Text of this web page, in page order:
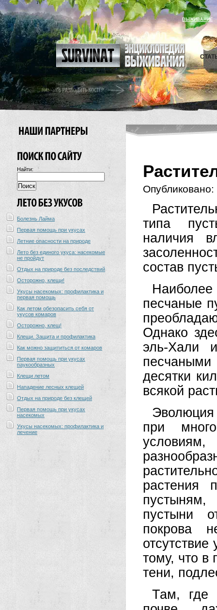
ВЫЖИВАНИЕ
Найти:
Болезнь Лайма
Первая помощь при укусах
Летние опасности на природе
Лето без единого укуса: насекомые
не пройдут
Отдых на природе без последствий
Осторожно, клещи!
Укусы насекомых: профилактика и
первая помощь
Как летом обезопасить себя от
укусов комаров
Осторожно, клещ!
Клещи. Защита и профилактика
Как можно защититься от комаров
Первая помощь при укусах
паукообразных
Клещи летом
Нападение лесных клещей
Отдых на природе без клещей
Первая помощь при укусах
насекомых
Укусы насекомых: профилактика и
лечение
Опубликовано:
типа
наличия
состав
песчаные
Однако
эль-Хали
десятки
всякой
Эволюция
при
растения
пустыни
покрова
тому, что в
тени,
Там, где